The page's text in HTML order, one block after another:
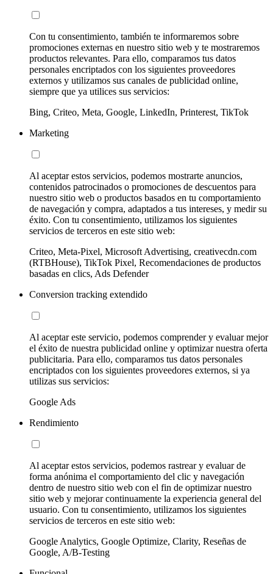
Con tu consentimiento, también te informaremos sobre
promociones externas en nuestro sitio web y te mostraremos
productos relevantes. Para ello, comparamos tus datos
personales encriptados con los siguientes proveedores
externos y utilizamos sus canales de publicidad online,
siempre que ya utilices sus servicios:
Bing, Criteo, Meta, Google, LinkedIn, Printerest, TikTok
Marketing
Al aceptar estos servicios, podemos mostrarte anuncios,
contenidos patrocinados o promociones de descuentos para
nuestro sitio web o productos basados en tu comportamiento
de navegación y compra, adaptados a tus intereses, y medir su
éxito. Con tu consentimiento, utilizamos los siguientes
servicios de terceros en este sitio web:
Criteo, Meta-Pixel, Microsoft Advertising, creativecdn.com
(RTBHouse), TikTok Pixel, Recomendaciones de productos
basadas en clics, Ads Defender
Conversion tracking extendido
Al aceptar este servicio, podemos comprender y evaluar mejor
el éxito de nuestra publicidad online y optimizar nuestra oferta
publicitaria. Para ello, comparamos tus datos personales
encriptados con los siguientes proveedores externos, si ya
utilizas sus servicios:
Google Ads
Rendimiento
Al aceptar estos servicios, podemos rastrear y evaluar de
forma anónima el comportamiento del clic y navegación
dentro de nuestro sitio web con el fin de optimizar nuestro
sitio web y mejorar continuamente la experiencia general del
usuario. Con tu consentimiento, utilizamos los siguientes
servicios de terceros en este sitio web:
Google Analytics, Google Optimize, Clarity, Reseñas de
Google, A/B-Testing